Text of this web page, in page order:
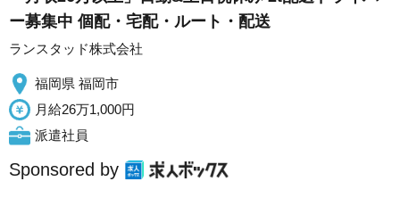
ー募集中 個配・宅配・ルート・配送
ランスタッド株式会社
福岡県 福岡市
月給26万1,000円
派遣社員
Sponsored by